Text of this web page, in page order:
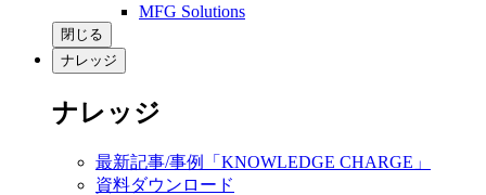
MFG Solutions
閉じる
ナレッジ
ナレッジ
最新記事/事例「KNOWLEDGE CHARGE」
資料ダウンロード